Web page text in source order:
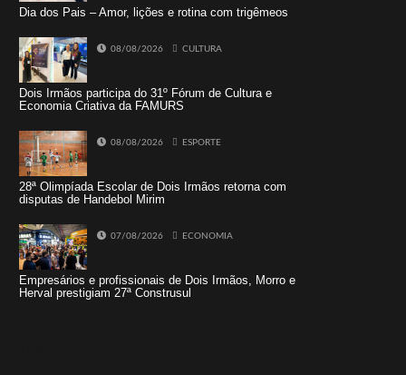
Dia dos Pais – Amor, lições e rotina com trigêmeos
08/08/2026 CULTURA
Dois Irmãos participa do 31º Fórum de Cultura e
Economia Criativa da FAMURS
08/08/2026 ESPORTE
28ª Olimpíada Escolar de Dois Irmãos retorna com
disputas de Handebol Mirim
07/08/2026 ECONOMIA
Empresários e profissionais de Dois Irmãos, Morro e
Herval prestigiam 27ª Construsul